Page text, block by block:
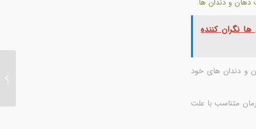
نگران کننده
و دندان های خود
متناسب با علت